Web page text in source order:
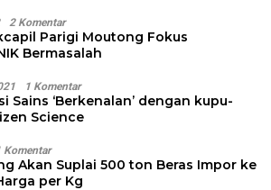
2 Komentar
Parigi Moutong Fokus
Bermasalah
1 Komentar
Sains ‘Berkenalan’ dengan kupu-
Science
Komentar
Akan Suplai 500 ton Beras Impor ke
per Kg